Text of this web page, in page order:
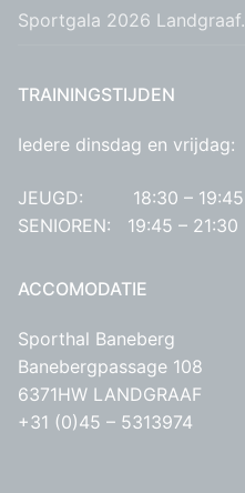
Sportgala 2026 Landgraaf.
TRAININGSTIJDEN
Iedere dinsdag en vrijdag:
JEUGD: 18:30 – 19:45
SENIOREN: 19:45 – 21:30
ACCOMODATIE
Sporthal Baneberg
Banebergpassage 108
6371HW LANDGRAAF
+31 (0)45 – 5313974